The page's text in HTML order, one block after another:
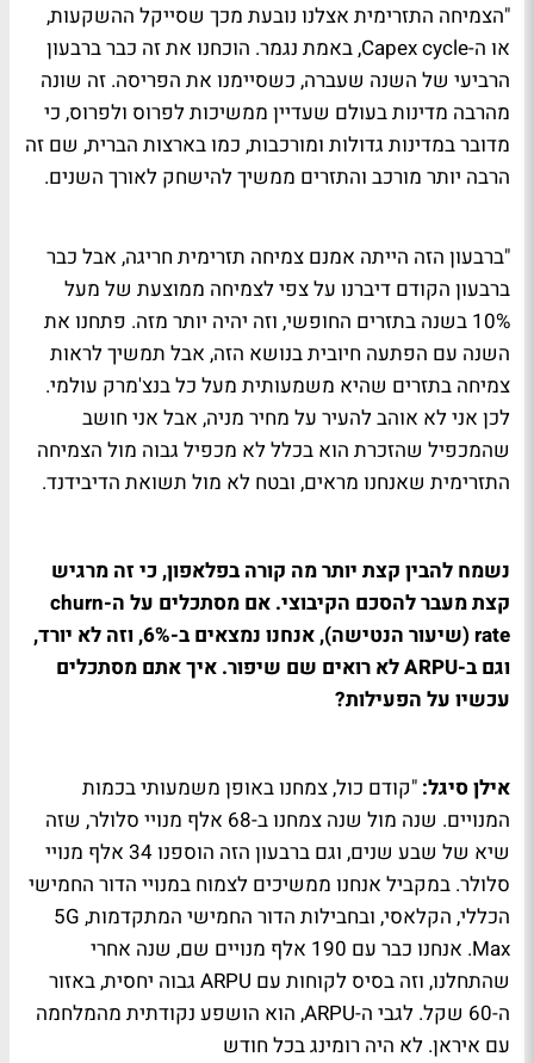
"הצמיחה התזרימית אצלנו נובעת מכך שסייקל ההשקעות,
או ה-Capex cycle, באמת נגמר. הוכחנו את זה כבר ברבעון
הרביעי של השנה שעברה, כשסיימנו את הפריסה. זה שונה
מהרבה מדינות בעולם שעדיין ממשיכות לפרוס ולפרוס, כי
מדובר במדינות גדולות ומורכבות, כמו בארצות הברית, שם זה
הרבה יותר מורכב והתזרים ממשיך להישחק לאורך השנים.
"ברבעון הזה הייתה אמנם צמיחה תזרימית חריגה, אבל כבר
ברבעון הקודם דיברנו על צפי לצמיחה ממוצעת של מעל
10% בשנה בתזרים החופשי, וזה יהיה יותר מזה. פתחנו את
השנה עם הפתעה חיובית בנושא הזה, אבל תמשיך לראות
צמיחה בתזרים שהיא משמעותית מעל כל בנצ'מרק עולמי.
לכן אני לא אוהב להעיר על מחיר מניה, אבל אני חושב
שהמכפיל שהזכרת הוא בכלל לא מכפיל גבוה מול הצמיחה
התזרימית שאנחנו מראים, ובטח לא מול תשואת הדיבידנד.
נשמח להבין קצת יותר מה קורה בפלאפון, כי זה מרגיש
קצת מעבר להסכם הקיבוצי. אם מסתכלים על ה-churn
rate (שיעור הנטישה), אנחנו נמצאים ב-6%, וזה לא יורד,
וגם ב-ARPU לא רואים שם שיפור. איך אתם מסתכלים
עכשיו על הפעילות?
אילן סיגל: "קודם כול, צמחנו באופן משמעותי בכמות
המנויים. שנה מול שנה צמחנו ב-68 אלף מנויי סלולר, שזה
שיא של שבע שנים, וגם ברבעון הזה הוספנו 34 אלף מנויי
סלולר. במקביל אנחנו ממשיכים לצמוח במנויי הדור החמישי
הכללי, הקלאסי, ובחבילות הדור החמישי המתקדמות, 5G
Max. אנחנו כבר עם 190 אלף מנויים שם, שנה אחרי
שהתחלנו, וזה בסיס לקוחות עם ARPU גבוה יחסית, באזור
ה-60 שקל. לגבי ה-ARPU, הוא הושפע נקודתית מהמלחמה
עם איראן. לא היה רומינג בכל חודש